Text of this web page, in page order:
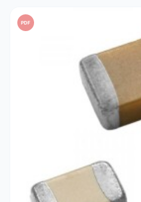
PDF